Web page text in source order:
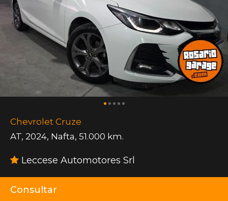
Chevrolet Cruze
AT, 2024, Nafta, 51.000 km.
Leccese Automotores Srl
Consultar